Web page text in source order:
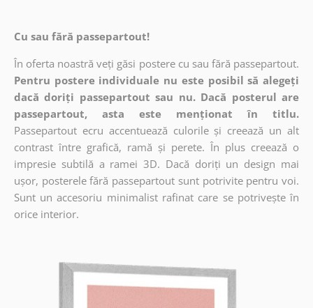
Cu sau fără passepartout!
În oferta noastră veți găsi postere cu sau fără passepartout.
Pentru postere individuale nu este posibil să alegeți
dacă doriți passepartout sau nu. Dacă posterul are
passepartout, asta este menționat în titlu.
Passepartout ecru accentuează culorile și creează un alt
contrast între grafică, ramă și perete. În plus creează o
impresie subtilă a ramei 3D. Dacă doriți un design mai
ușor, posterele fără passepartout sunt potrivite pentru voi.
Sunt un accesoriu minimalist rafinat care se potrivește în
orice interior.